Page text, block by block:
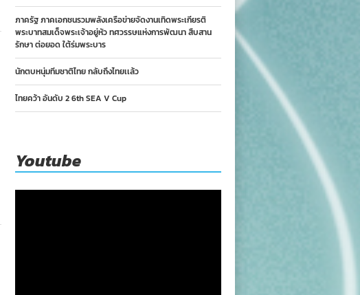
ภาครัฐ ภาคเอกชนรวมพลังเครือข่ายจัดงานเทิดพระเกียรติ
พระบาทสมเด็จพระเจ้าอยู่หัว ทศวรรษแห่งการพัฒนา สืบสาน
รักษา ต่อยอด ใต้ร่มพระบาร
นักตบหนุ่มทีมชาติไทย กลับถึงไทยเเล้ว
ไทยคว้า อันดับ 2 6th SEA V Cup
Youtube